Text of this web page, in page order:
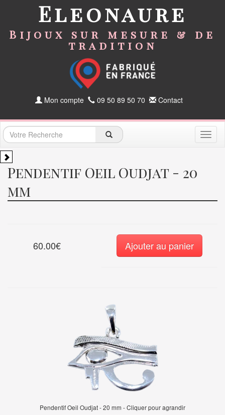
Eleonaure
Bijoux sur mesure & de
tradition
Mon compte 09 50 89 50 70 Contact
Pendentif Oeil Oudjat - 20
mm
60.00€ Ajouter au panier
Pendentif Oeil Oudjat - 20 mm - Cliquer pour agrandir